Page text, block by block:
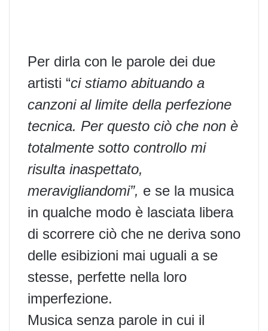
Per dirla con le parole dei due
artisti “ci stiamo abituando a
canzoni al limite della perfezione
tecnica. Per questo ciò che non è
totalmente sotto controllo mi
risulta inaspettato,
meravigliandomi”, e se la musica
in qualche modo è lasciata libera
di scorrere ciò che ne deriva sono
delle esibizioni mai uguali a se
stesse, perfette nella loro
imperfezione.
Musica senza parole in cui il